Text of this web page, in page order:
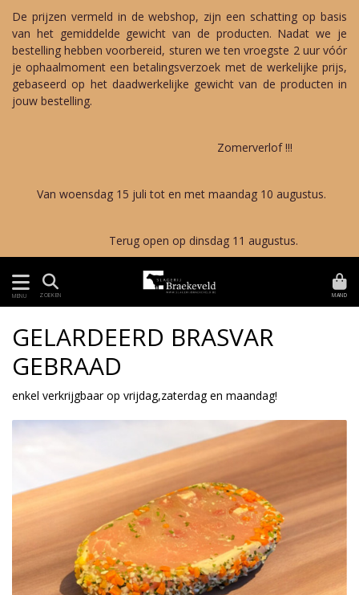
De prijzen vermeld in de webshop, zijn een schatting op basis
van het gemiddelde gewicht van de producten. Nadat we je
bestelling hebben voorbereid, sturen we ten vroegste 2 uur vóór
je ophaalmoment een betalingsverzoek met de werkelijke prijs,
gebaseerd op het daadwerkelijke gewicht van de producten in
jouw bestelling.
Zomerverlof !!!
Van woensdag 15 juli tot en met maandag 10 augustus.
Terug open op dinsdag 11 augustus.
MENU ZOEKEN MAND
GELARDEERD BRASVAR
GEBRAAD
enkel verkrijgbaar op vrijdag,zaterdag en maandag!